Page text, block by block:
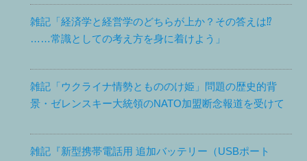
雑記「経済学と経営学のどちらが上か？その答えは⁉
……常識としての考え方を身に着けよう」
雑記「ウクライナ情勢ともののけ姫」問題の歴史的背
景・ゼレンスキー大統領のNATO加盟断念報道を受けて
雑記『新型携帯電話用 追加バッテリー（USBポート